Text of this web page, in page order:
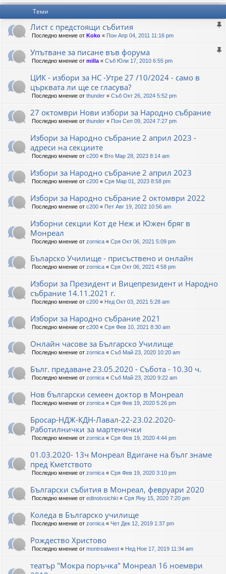
Теми
Лист с предстоящи събития
Последно мнение от Koko « Пон Апр 04, 2011 11:16 pm
Упътване за писане във форума
Последно мнение от milla « Съб Юли 17, 2010 6:55 pm
ЦИК - избори за НС -Утре 27 /10/2024 - само в
църквата ли ще се гласува?
Последно мнение от thunder « Съб Окт 26, 2024 5:52 pm
27 октомври Нови избори за Народно събрание
Последно мнение от thunder « Пон Сеп 09, 2024 7:27 pm
Избори за Народно събрание 2 април 2023 -
адреси на секциите
Последно мнение от c200 « Вто Мар 28, 2023 8:14 am
Избори за Народно събрание 2 април 2023
Последно мнение от c200 « Сря Мар 01, 2023 8:58 pm
Избори за Народно събрание 2 октомври 2022
Последно мнение от c200 « Пет Авг 19, 2022 10:56 am
Изборни секции Кот де Неж и Южен бряг в
Монреал
Последно мнение от zornica « Сря Окт 06, 2021 5:09 pm
Бъларско Училище - присъствено и онлайн
Последно мнение от zornica « Сря Окт 06, 2021 4:58 pm
Избори за Президент и Вицепрезидент и Народно
събрание 14.11.2021 г.
Последно мнение от c200 « Нед Окт 03, 2021 5:28 am
Избори за Народно събрание 2021
Последно мнение от c200 « Сря Фев 10, 2021 8:30 am
Онлайн часове за Българско Училище
Последно мнение от zornica « Съб Май 23, 2020 10:20 am
Бълг. предаване 23.05.2020 - Събота - 10.30 ч.
Последно мнение от zornica « Съб Май 23, 2020 9:22 am
Нов български семеен доктор в Монреал
Последно мнение от zornica « Сря Фев 19, 2020 5:26 pm
Бросар-НДЖ-КДН-Лавал-22-23.02.2020-
Работилнички за мартенички
Последно мнение от zornica « Сря Фев 19, 2020 4:44 pm
01.03.2020- 13ч Монреал Вдигане на бълг знаме
пред Кметството
Последно мнение от zornica « Сря Фев 19, 2020 3:10 pm
Български събития в Монреал, февруари 2020
Последно мнение от edinotvsichki « Сря Яну 15, 2020 7:20 pm
Коледа в Българско училище
Последно мнение от zornica « Чет Дек 12, 2019 1:37 pm
Рождество Христово
Последно мнение от montrealwest « Нед Ное 17, 2019 11:34 am
театър "Мокра поръчка" Монреал 16 ноември